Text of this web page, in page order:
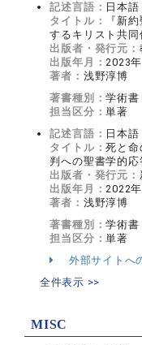
記述言語： 日本語
タイトル：
『新
するキリスト共同
出版者・発行元：
出版年月：2023
著者： 浅野淳博
著書種別：学術書
担当区分：単著
記述言語： 日本語
タイトル：死と命
判への聖書学的応
出版者・発行元：
出版年月：2022
著者： 浅野淳博
著書種別：学術書
担当区分：単著
外部サイトへ
全件表示 >>
MISC